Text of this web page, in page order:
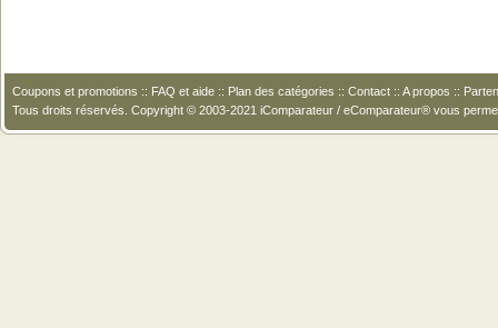
Coupons et promotions :: FAQ et aide :: Plan des catégories :: Contact :: A propos ::
Tous droits réservés. Copyright © 2003-2021 iComparateur / eComparateur® vous